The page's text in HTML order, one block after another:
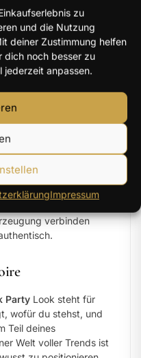
zu
und die Nutzung
deiner Zustimmung helfen
dich noch besser zu
jederzeit anpassen.
Impressum
Ausdruck
und klare
zu echten
Kreuz oder
du Designs, die nicht
etwas aussagen.
und Alltag
verbinden
Party Look steht für
wofür du stehst, und
Teil deines
Welt voller Trends ist